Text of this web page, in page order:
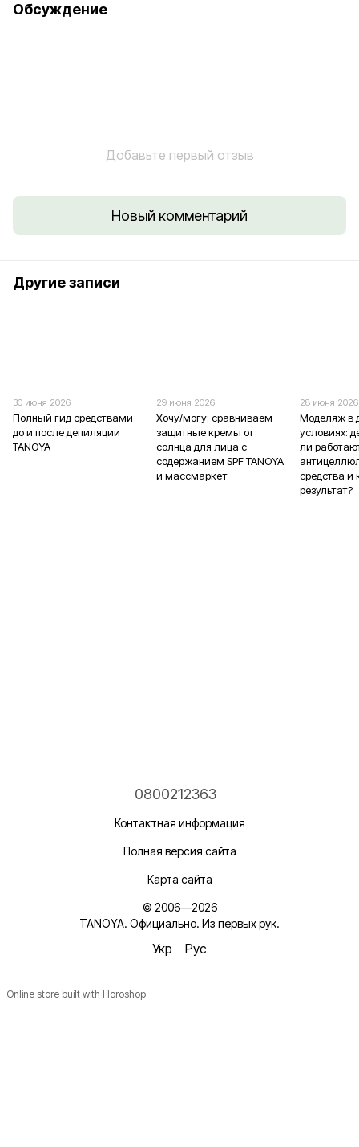
Обсуждение
Добавьте первый отзыв
Новый комментарий
Другие записи
30 июня 2026
Полный гид средствами
до и после депиляции
TANOYA
29 июня 2026
Хочу/могу: сравниваем
защитные кремы от
солнца для лица с
содержанием SPF TANOYA
и массмаркет
28 июня 2026
Моделяж в
условиях:
ли
средства и
результат?
0800212363
Контактная информация
Полная версия сайта
Карта сайта
© 2006—2026
TANOYA. Официально. Из первых рук.
Укр Рус
Online store built with Horoshop